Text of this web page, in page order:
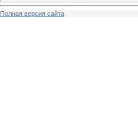
Полная версия сайта